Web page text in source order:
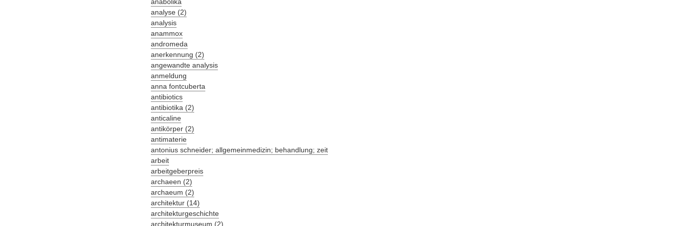
anabolika
analyse (2)
analysis
anammox
andromeda
anerkennung (2)
angewandte analysis
anmeldung
anna fontcuberta
antibiotics
antibiotika (2)
anticaline
antikörper (2)
antimaterie
antonius schneider; allgemeinmedizin; behandlung; zeit
arbeit
arbeitgeberpreis
archaeen (2)
archaeum (2)
architektur (14)
architekturgeschichte
architekturmuseum (2)